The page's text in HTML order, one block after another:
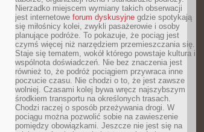
Nierzadko miejscem wymiany takich obserwacji
jest internetowe forum dyskusyjne gdzie spotykają
się miłośnicy kolei, zwykli pasażerowie i osoby
planujące podróże. To pokazuje, że pociąg jest
czymś więcej niż narzędziem przemieszczania się.
Staje się tematem, wokół którego powstaje kultura i
wspólnota doświadczeń. Nie bez znaczenia jest
również to, że podróż pociągiem przywraca inne
poczucie czasu. Nie chodzi o to, że jest zawsze
wolniej. Czasami kolej bywa wręcz najszybszym
środkiem transportu na określonych trasach.
Chodzi raczej o sposób przeżywania drogi. W
pociągu można pozwolić sobie na zawieszenie
pomiędzy obowiązkami. Jeszcze nie jest się na